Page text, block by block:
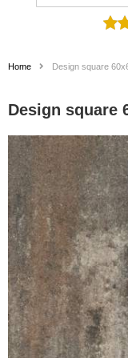
Home Design square
Design square